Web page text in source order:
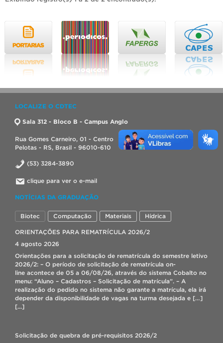
LOCALIZE O CDTEC
Sala 312 - Bloco B - Campus Anglo
Rua Gomes Carneiro, 01 - Centro
Pelotas - RS, Brasil - 96010-610
(53) 3284-3890
clique para ver o e-mail
NOTÍCIAS DA GRADUAÇÃO
Biotec Computação Materiais Hídrica
ORIENTAÇÕES PARA REMATRÍCULA 2026/2
4 agosto 2026
Orientações para a solicitação de rematrícula do semestre letivo
2026/2: – O período de solicitação de rematrícula on-
line acontece de 05 a 06/08/26, através do sistema Cobalto no
menu: “Aluno – Cadastros – Solicitação de matrícula”. – A
realização do pedido no sistema não garante a matrícula, ela irá
depender da disponibilidade de vagas na turma desejada e […]
[...]
Solicitação de quebra de pré-requisitos 2026/2